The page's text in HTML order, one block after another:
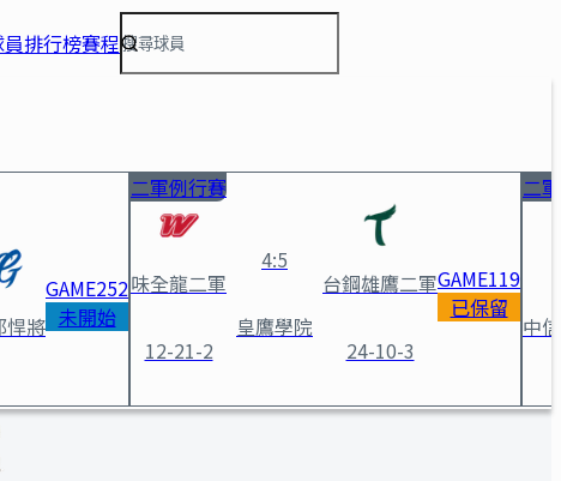
排行榜賽程
悍將
GAME252
未開始
二軍例行賽
味全龍二軍
12-21-2
4:5
皇鷹學院
台鋼雄鷹二軍
24-10-3
GAME119
已保留
二
中